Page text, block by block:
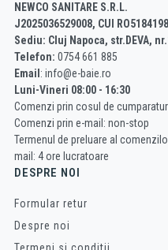
NEWCO SANITARE S.R.L.
J2025036529008, CUI
Sediu: Cluj Napoca, str.DEVA,
Telefon: 0754 661 885
Email : info@e-baie.ro
Luni-Vineri 08:00 - 16:30
Comenzi prin cosul de
Comenzi prin e-mail: non-stop
Termenul de preluare al
mail: 4 ore lucratoare
DESPRE NOI
Formular retur
Despre noi